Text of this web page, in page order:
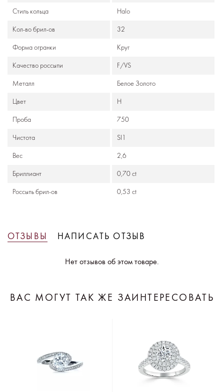
Стиль кольца Halo
Кол-во брил-ов 32
Формa огранки Круг
Качество россыпи F/VS
Металл Белое Золото
Цвет H
Проба 750
Чистота SI1
Вес 2,6
Бриллиант 0,70 ct
Россыпь брил-ов 0,53 ct
ОТЗЫВЫ НАПИСАТЬ ОТЗЫВ
Нет отзывов об этом товаре.
ВАС МОГУТ ТАК ЖЕ ЗАИНТЕРЕСОВАТЬ